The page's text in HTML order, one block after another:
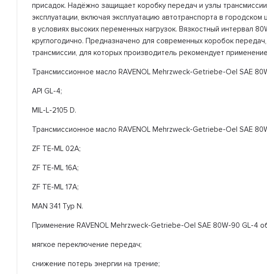
присадок. Надёжно защищает коробку передач и узлы
эксплуатации, включая эксплуатацию автотранспорта в
в условиях высоких переменных нагрузок. Вязкостный интервал
круглогодично. Предназначено для современных коробок
трансмиссии, для которых производитель рекомендует
Трансмиссионное масло RAVENOL Mehrzweck-Getriebe-Oel SAE
API GL-4;
MIL-L-2105 D.
Трансмиссионное масло RAVENOL Mehrzweck-Getriebe-Oel SAE
ZF TE-ML 02A;
ZF TE-ML 16A;
ZF TE-ML 17A;
MAN 341 Typ N.
Применение RAVENOL Mehrzweck-Getriebe-Oel SAE 80W-90 GL-4
мягкое переключение передач;
снижение потерь энергии на трение;